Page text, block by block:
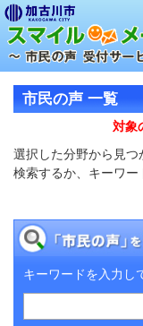
市民の声 一覧
対象
選択した分野から見
検索するか、キーワー
キーワードを入力し